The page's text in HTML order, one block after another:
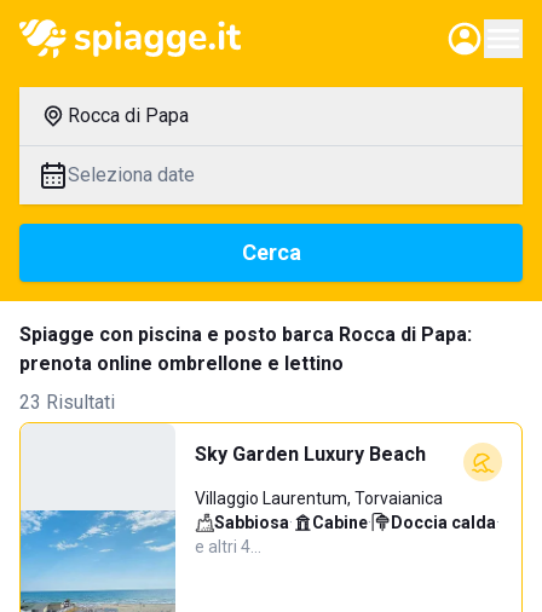
Rocca di Papa
Seleziona date
Cerca
Spiagge con piscina e posto barca Rocca di Papa:
prenota online ombrellone e lettino
23 Risultati
Sky Garden Luxury Beach
Villaggio Laurentum, Torvaianica
Sabbiosa· Cabine· Doccia calda·
e altri 4…